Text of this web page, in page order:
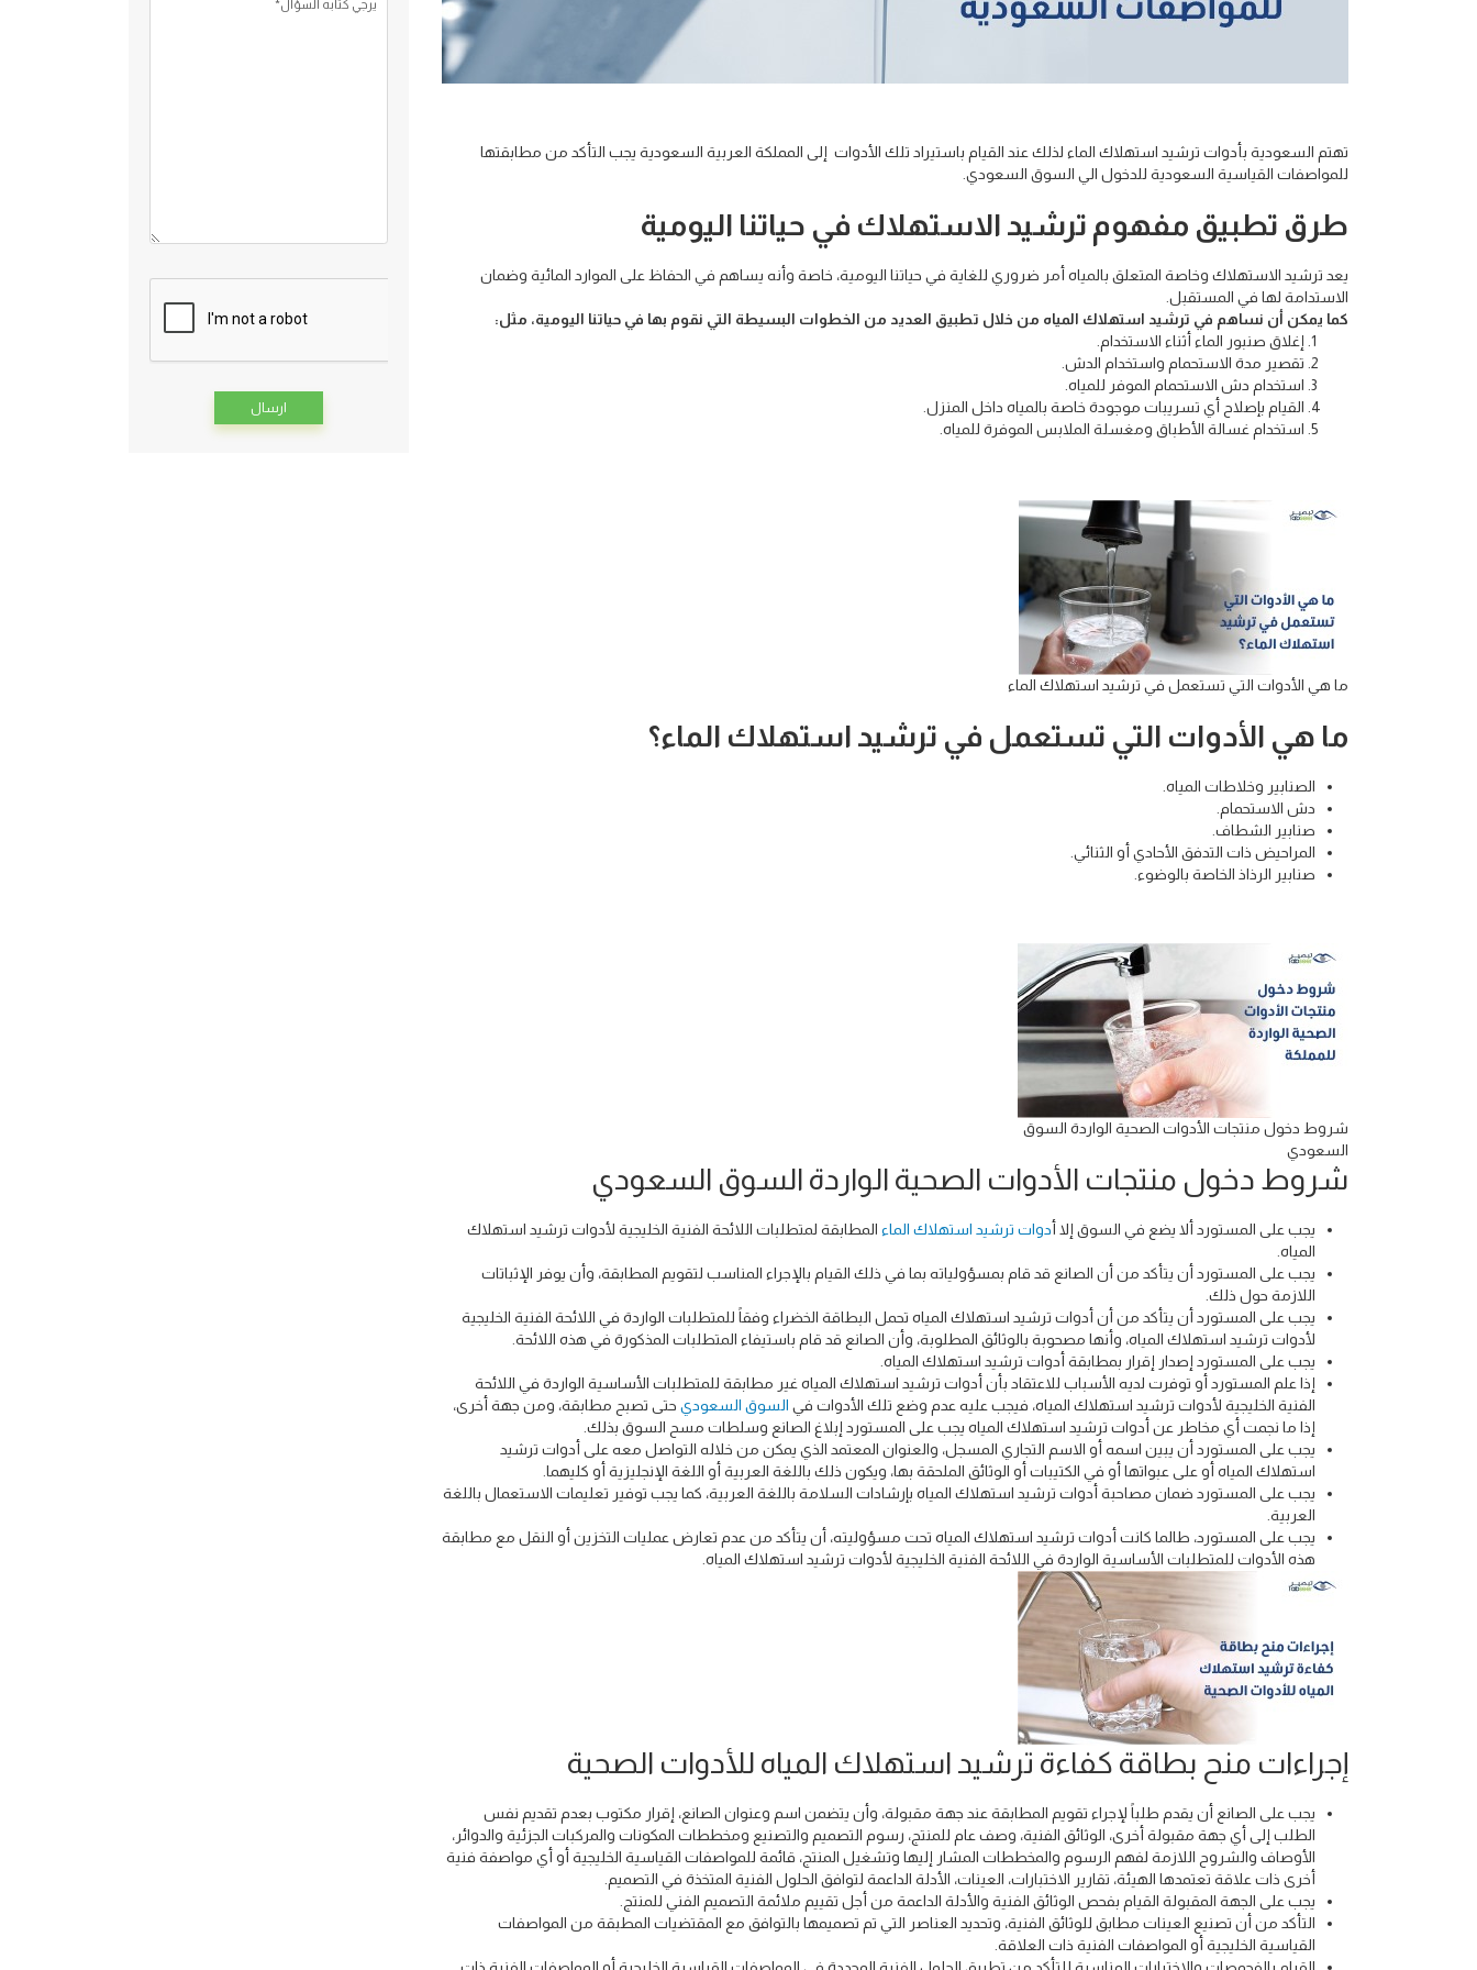
تهتم السعودية بأدوات ترشيد استهلاك الماء لذلك عند القيام باستيراد تلك الأدوات إلى المملكة العربية السعودية يجب التأكد من مطابقتها
للمواصفات القياسية السعودية للدخول الي السوق السعودي.
طرق تطبيق مفهوم ترشيد الاستهلاك في حياتنا اليومية
يعد ترشيد الاستهلاك وخاصة المتعلق بالمياه أمر ضروري للغاية في حياتنا اليومية، خاصة وأنه يساهم في الحفاظ على الموارد المائية وضمان
الاستدامة لها في المستقبل.
كما يمكن أن نساهم في ترشيد استهلاك المياه من خلال تطبيق العديد من الخطوات البسيطة التي نقوم بها في حياتنا اليومية، مثل:
إغلاق صنبور الماء أثناء الاستخدام.
تقصير مدة الاستحمام واستخدام الدش.
استخدام دش الاستحمام الموفر للمياه.
القيام بإصلاح أي تسريبات موجودة خاصة بالمياه داخل المنزل.
استخدام غسالة الأطباق ومغسلة الملابس الموفرة للمياه.
ما هي الأدوات التي تستعمل في ترشيد استهلاك الماء
ما هي الأدوات التي تستعمل في ترشيد استهلاك الماء؟
الصنابير وخلاطات المياه.
دش الاستحمام.
صنابير الشطاف.
المراحيض ذات التدفق الأحادي أو الثنائي.
صنابير الرذاذ الخاصة بالوضوء.
شروط دخول منتجات الأدوات الصحية الواردة السوق
السعودي
شروط دخول منتجات الأدوات الصحية الواردة السوق السعودي
يجب على المستورد ألا يضع في السوق إلا أدوات ترشيد استهلاك الماء المطابقة لمتطلبات اللائحة الفنية الخليجية لأدوات ترشيد استهلاك
المياه.
يجب على المستورد أن يتأكد من أن الصانع قد قام بمسؤولياته بما في ذلك القيام بالإجراء المناسب لتقويم المطابقة، وأن يوفر الإثباتات
اللازمة حول ذلك.
يجب على المستورد أن يتأكد من أن أدوات ترشيد استهلاك المياه تحمل البطاقة الخضراء وفقاً للمتطلبات الواردة في اللائحة الفنية الخليجية
لأدوات ترشيد استهلاك المياه، وأنها مصحوبة بالوثائق المطلوبة، وأن الصانع قد قام باستيفاء المتطلبات المذكورة في هذه اللائحة.
يجب على المستورد إصدار إقرار بمطابقة أدوات ترشيد استهلاك المياه.
إذا علم المستورد أو توفرت لديه الأسباب للاعتقاد بأن أدوات ترشيد استهلاك المياه غير مطابقة للمتطلبات الأساسية الواردة في اللائحة
الفنية الخليجية لأدوات ترشيد استهلاك المياه، فيجب عليه عدم وضع تلك الأدوات في السوق السعودي حتى تصبح مطابقة، ومن جهة أخرى،
إذا ما نجمت أي مخاطر عن أدوات ترشيد استهلاك المياه يجب على المستورد إبلاغ الصانع وسلطات مسح السوق بذلك.
يجب على المستورد أن يبين اسمه أو الاسم التجاري المسجل، والعنوان المعتمد الذي يمكن من خلاله التواصل معه على أدوات ترشيد
استهلاك المياه أو على عبواتها أو في الكتيبات أو الوثائق الملحقة بها، ويكون ذلك باللغة العربية أو اللغة الإنجليزية أو كليهما.
يجب على المستورد ضمان مصاحبة أدوات ترشيد استهلاك المياه بإرشادات السلامة باللغة العربية، كما يجب توفير تعليمات الاستعمال باللغة
العربية.
يجب على المستورد، طالما كانت أدوات ترشيد استهلاك المياه تحت مسؤوليته، أن يتأكد من عدم تعارض عمليات التخزين أو النقل مع مطابقة
هذه الأدوات للمتطلبات الأساسية الواردة في اللائحة الفنية الخليجية لأدوات ترشيد استهلاك المياه.
إجراءات منح بطاقة كفاءة ترشيد استهلاك المياه للأدوات الصحية
يجب على الصانع أن يقدم طلباً لإجراء تقويم المطابقة عند جهة مقبولة، وأن يتضمن اسم وعنوان الصانع، إقرار مكتوب بعدم تقديم نفس
الطلب إلى أي جهة مقبولة أخرى، الوثائق الفنية، وصف عام للمنتج، رسوم التصميم والتصنيع ومخططات المكونات والمركبات الجزئية والدوائر،
الأوصاف والشروح اللازمة لفهم الرسوم والمخططات المشار إليها وتشغيل المنتج، قائمة للمواصفات القياسية الخليجية أو أي مواصفة فنية
أخرى ذات علاقة تعتمدها الهيئة، تقارير الاختبارات، العينات، الأدلة الداعمة لتوافق الحلول الفنية المتخذة في التصميم.
يجب على الجهة المقبولة القيام بفحص الوثائق الفنية والأدلة الداعمة من أجل تقييم ملائمة التصميم الفني للمنتج.
التأكد من أن تصنيع العينات مطابق للوثائق الفنية، وتحديد العناصر التي تم تصميمها بالتوافق مع المقتضيات المطبقة من المواصفات
القياسية الخليجية أو المواصفات الفنية ذات العلاقة.
يرجي كتابه السؤال*